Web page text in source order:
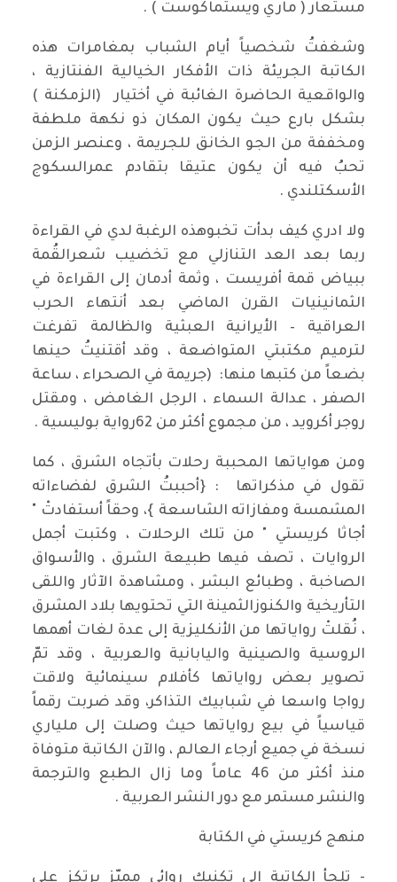
مستعار ( ماري ويستماكوست ) .
وشغفتُ شخصياً أيام الشباب بمغامرات هذه
الكاتبة الجريئة ذات الأفكار الخيالية الفنتازية ،
والواقعية الحاضرة الغائبة في أختيار (الزمكنة )
بشكل بارع حيث يكون المكان ذو نكهة ملطفة
ومخففة من الجو الخانق للجريمة ، وعنصر الزمن
تحبُ فيه أن يكون عتيقا بتقادم عمرالسكوج
الأسكتلندي .
ولا ادري كيف بدأت تخبوهذه الرغبة لدي في القراءة
ربما بعد العد التنازلي مع تخضيب شعرالقُمة
ببياض قمة أفريست ، وثمة أدمان إلى القراءة في
الثمانينيات القرن الماضي بعد أنتهاء الحرب
العراقية – الأيرانية العبثية والظالمة تفرغت
لترميم مكتبتي المتواضعة ، وقد أقتنيتُ حينها
بضعاً من كتبها منها: (جريمة في الصحراء ، ساعة
الصفر ، عدالة السماء ، الرجل الغامض ، ومقتل
روجر أكرويد ، من مجموع أكثر من 62رواية بوليسية .
ومن هواياتها المحببة رحلات بأتجاه الشرق ، كما
تقول في مذكراتها : {أحببتُ الشرق لفضاءاته
المشمسة ومفازاته الشاسعة }، وحقاً أستفادتْ "
أجاثا كريستي " من تلك الرحلات ، وكتبت أجمل
الروايات ، تصف فيها طبيعة الشرق ، والأسواق
الصاخبة ، وطبائع البشر ، ومشاهدة الآثار واللقى
التأريخية والكنوزالثمينة التي تحتويها بلاد المشرق
، نُقلتْ رواياتها من الأنكليزية إلى عدة لغات أهمها
الروسية والصينية واليابانية والعربية ، وقد تمّ
تصوير بعض رواياتها كأفلام سينمائية ولاقت
رواجا واسعا في شبابيك التذاكر، وقد ضربت رقماً
قياسياً في بيع رواياتها حيث وصلت إلى ملياري
نسخة في جميع أرجاء العالم ، والآن الكاتبة متوفاة
منذ أكثر من 46 عاماً وما زال الطبع والترجمة
والنشر مستمر مع دور النشر العربية .
منهج كريستي في الكتابة
- تلجأ الكاتبة إلى تكنيك روائي مميّز يرتكز على